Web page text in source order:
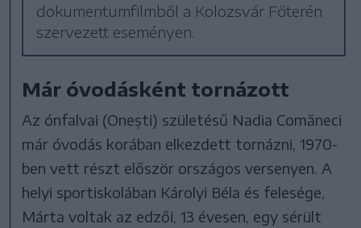
dokumentumfilmből a Kolozsvár Főterén
szervezett eseményen.
Már óvodásként tornázott
Az ónfalvai (Onești) születésű Nadia Comăneci
már óvodás korában elkezdett tornázni, 1970-
ben vett részt először országos versenyen. A
helyi sportiskolában Károlyi Béla és felesége,
Márta voltak az edzői, 13 évesen, egy sérült